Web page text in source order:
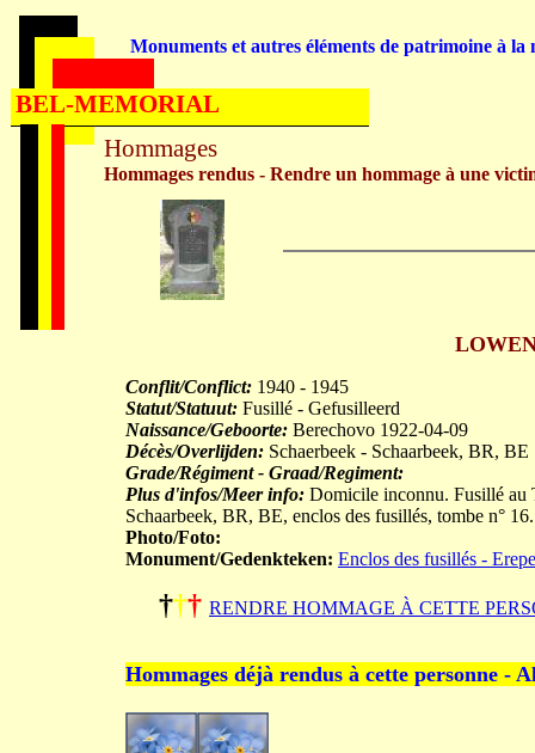
Conflit/Conflict: 1940 - 1945
Statut/Statuut: Fusillé - Gefusilleerd
Naissance/Geboorte: Berechovo 1922-04-09
Décès/Overlijden: Schaerbeek - Schaarbeek, BR,
Grade/Régiment - Graad/Regiment:
Plus d'infos/Meer info: Domicile inconnu. Fusillé au
Schaarbeek, BR, BE, enclos des fusillés, tombe n°
Photo/Foto:
Monument/Gedenkteken: Enclos des fusillés -
††† RENDRE HOMMAGE À CETTE
Hommages déjà rendus à cette personne -
Hommages
Hommages rendus - Rendre un hommage à une
Monuments et autres éléments de patrimoine à la
BEL-MEMORIAL